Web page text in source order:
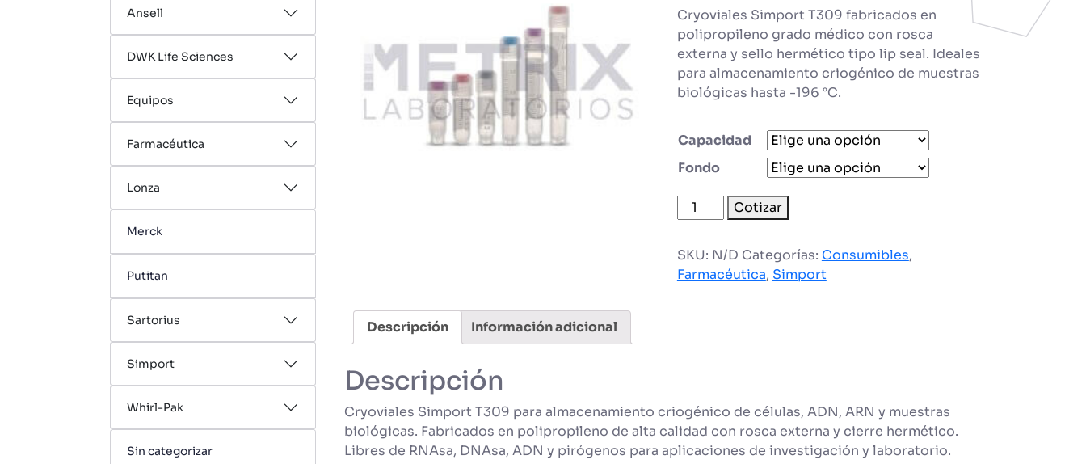
Ansell
DWK Life Sciences
Equipos
Farmacéutica
Lonza
Merck
Putitan
Sartorius
Simport
Whirl-Pak
Sin categorizar
Cryoviales Simport T309 fabricados en
polipropileno grado médico con rosca
externa y sello hermético tipo lip seal. Ideales
para almacenamiento criogénico de muestras
biológicas hasta -196 °C.
Capacidad
Fondo
Cryoviales
T309
cantidad
Cotizar
SKU: N/D Categorías: Consumibles,
Farmacéutica, Simport
Descripción Información adicional
Descripción
Cryoviales Simport T309 para almacenamiento criogénico de células, ADN, ARN y muestras
biológicas. Fabricados en polipropileno de alta calidad con rosca externa y cierre hermético.
Libres de RNAsa, DNAsa, ADN y pirógenos para aplicaciones de investigación y laboratorio.